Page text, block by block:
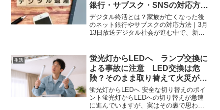
銀行・サブスク・SNSの対応方法
を徹底解説｜2025年3月13日放送
デジタル終活とは？家族が亡くなった後
のネット銀行やサブスクの対応方法｜3月
13日放送デジタル社会が進む中で、新た
コンを使う機会が増えた今、個人が持つ
デジタル資産も増えて...
生活
蛍光灯からLEDへ ランプ交換に
よる事故に注意 LED交換は危
険？そのまま取り替えて火災が起
きる原因と正しい安全対策
蛍光灯からLEDへ 安全な切り替えのポイ
ント蛍光灯からLEDへの切り替えが急速
に進んでいますが、実はその裏で思わぬ